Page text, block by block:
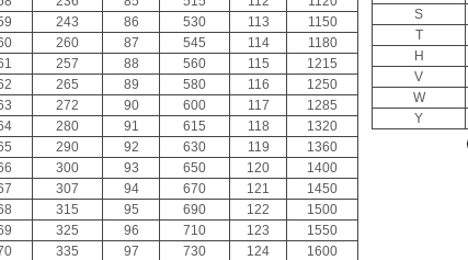
243 86 530 113
1150
260 87 545 114
1180
257 88 560 115
1215
265 89 580 116
1250
272 90 600 117
1285
280 91 615 118
1320
290 92 630 119
1360
300 93 650 120
1400
307 94 670 121
1450
315 95 690 122
1500
325 96 710 123
1550
335 97 730 124
1600
S
T
H
V
W
Y